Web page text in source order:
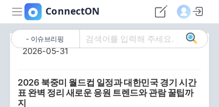
이슈브리핑
2026-05-31
2026 북중미 월드컵 일정과 대한민국 경기 시간
표 완벽 정리 새로운 응원 트렌드와 관람 꿀팁까
지